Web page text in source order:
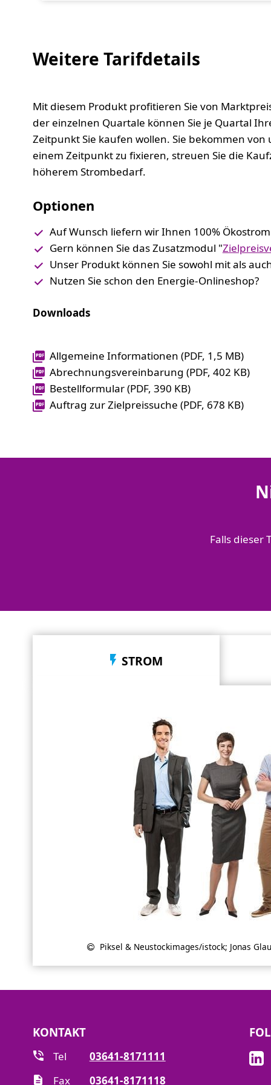
Weitere Tarifdetails
Mit diesem Produkt profitieren Sie von
der einzelnen Quartale können Sie je Quartal
Zeitpunkt Sie kaufen wollen. Sie bekommen
einem Zeitpunkt zu fixieren, streuen Sie die
höherem Strombedarf.
Optionen
Auf Wunsch liefern wir Ihnen 100%
Gern können Sie das Zusatzmodul "
Unser Produkt können Sie sowohl mit als
Nutzen Sie schon den Energie-Onlineshop?
Downloads
Allgemeine Informationen (PDF, 1,5 MB)
Abrechnungsvereinbarung (PDF, 402 KB)
Bestellformular (PDF, 390 KB)
Auftrag zur Zielpreissuche (PDF, 678 KB)
Falls dieser
STROM
Piksel & Neustockimages/istock; Jonas
KONTAKT
Tel
03641-8171111
Fax
03641-8171118